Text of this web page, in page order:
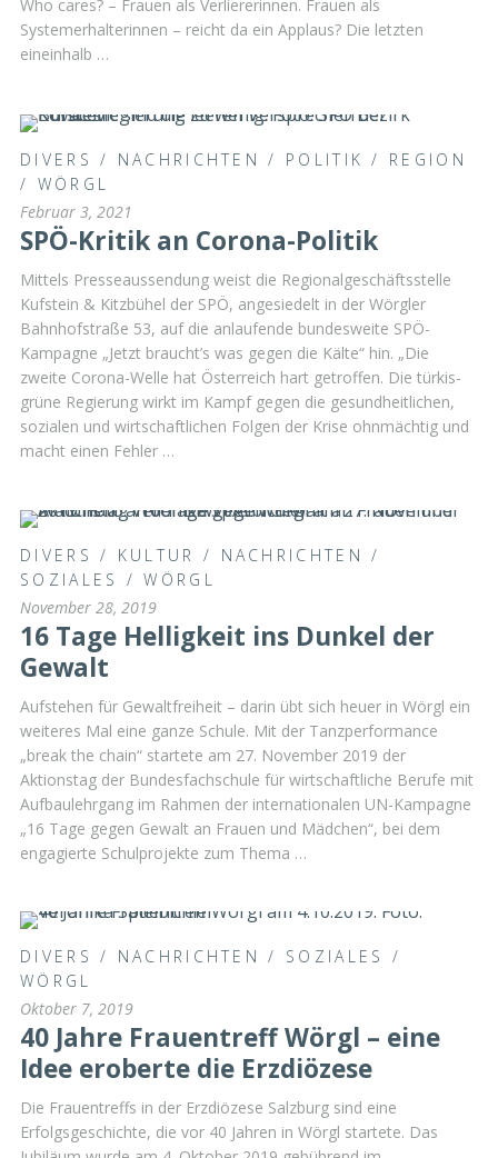
Who cares? – Frauen als Verliererinnen. Frauen als
Systemerhalterinnen – reicht da ein Applaus? Die letzten
eineinhalb …
DIVERS / NACHRICHTEN / POLITIK / REGION
/ WÖRGL
Februar 3, 2021
SPÖ-Kritik an Corona-Politik
Mittels Presseaussendung weist die Regionalgeschäftsstelle
Kufstein & Kitzbühel der SPÖ, angesiedelt in der Wörgler
Bahnhofstraße 53, auf die anlaufende bundesweite SPÖ-
Kampagne „Jetzt braucht’s was gegen die Kälte“ hin. „Die
zweite Corona-Welle hat Österreich hart getroffen. Die türkis-
grüne Regierung wirkt im Kampf gegen die gesundheitlichen,
sozialen und wirtschaftlichen Folgen der Krise ohnmächtig und
macht einen Fehler …
DIVERS / KULTUR / NACHRICHTEN /
SOZIALES
/WÖRGL
November 28, 2019
16 Tage Helligkeit ins Dunkel der
Gewalt
Aufstehen für Gewaltfreiheit – darin übt sich heuer in Wörgl ein
weiteres Mal eine ganze Schule. Mit der Tanzperformance
„break the chain“ startete am 27. November 2019 der
Aktionstag der Bundesfachschule für wirtschaftliche Berufe mit
Aufbaulehrgang im Rahmen der internationalen UN-Kampagne
„16 Tage gegen Gewalt an Frauen und Mädchen“, bei dem
engagierte Schulprojekte zum Thema …
DIVERS / NACHRICHTEN / SOZIALES
/
WÖRGL
Oktober 7, 2019
40 Jahre Frauentreff Wörgl – eine
Idee eroberte die Erzdiözese
Die Frauentreffs in der Erzdiözese Salzburg sind eine
Erfolgsgeschichte, die vor 40 Jahren in Wörgl startete. Das